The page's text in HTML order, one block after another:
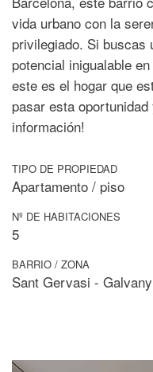
vida urbano con la
privilegiado. Si buscas
potencial inigualable
este es el hogar que
pasar esta
información!
TIPO DE PROPIEDAD
Apartamento / piso
Nº DE HABITACIONES
5
BARRIO / ZONA
Sant Gervasi - Galvany